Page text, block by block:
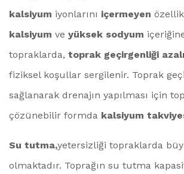
kalsiyum iyonlarını içermeyen
kalsiyum ve yüksek sodyum
topraklarda, toprak geçirgenliği
fiziksel koşullar sergilenir. Toprak
sağlanarak drenajın yapılması için
çözünebilir formda kalsiyum
Su tutma,yetersizliği topraklarda
olmaktadır. Toprağın su tutma